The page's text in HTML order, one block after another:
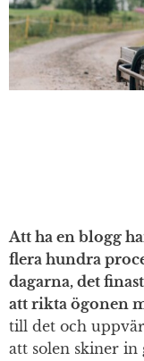
Att ha en blogg
flera hundra
dagarna, det
att rikta ögonen
till det och
att solen skiner in